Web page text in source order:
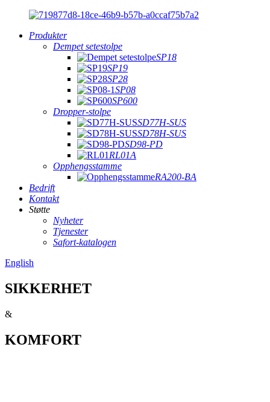
Produkter
Dempet setestolpe
SP18
SP19
SP28
SP08
SP600
Dropper-stolpe
SD77H-SUS
SD78H-SUS
SD98-PD
RL01A
Opphengsstamme
RA200-BA
Bedrift
Kontakt
Støtte
Nyheter
Tjenester
Safort-katalogen
English
SIKKERHET
&
KOMFORT